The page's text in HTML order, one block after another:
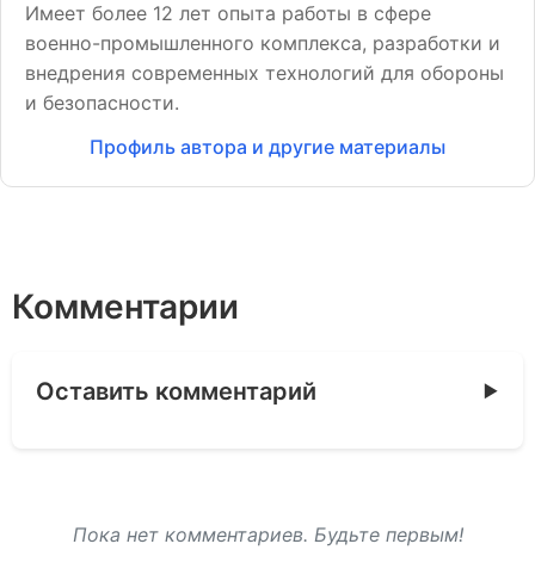
Имеет более 12 лет опыта работы в сфере
военно-промышленного комплекса, разработки и
внедрения современных технологий для обороны
и безопасности.
Профиль автора и другие материалы
Комментарии
Оставить комментарий
Пока нет комментариев. Будьте первым!